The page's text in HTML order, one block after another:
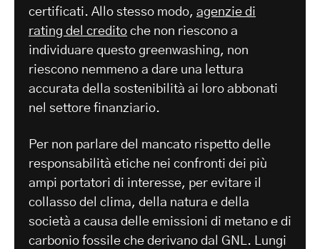
certificati. Allo stesso modo, agenzie di
rating del credito che non riescono a
individuare questo greenwashing, non
riescono nemmeno a dare una lettura
accurata della sostenibilità ai loro abbonati
nel settore finanziario.
Per non parlare del mancato rispetto delle
responsabilità etiche nei confronti dei più
ampi portatori di interesse, per evitare il
collasso del clima, della natura e della
società a causa delle emissioni di metano e di
carbonio fossile che derivano dal GNL. Lungi